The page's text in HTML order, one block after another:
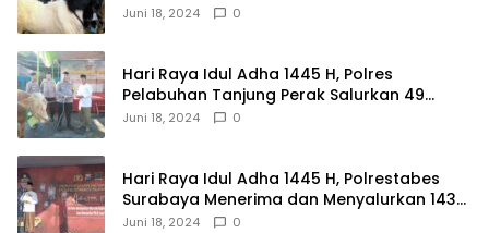
Juni 18, 2024 0
Hari Raya Idul Adha 1445 H, Polres
Pelabuhan Tanjung Perak Salurkan 49
Hewan Korban.
Juni 18, 2024 0
Hari Raya Idul Adha 1445 H, Polrestabes
Surabaya Menerima dan Menyalurkan 143
Hewan Kurban
Juni 18, 2024 0